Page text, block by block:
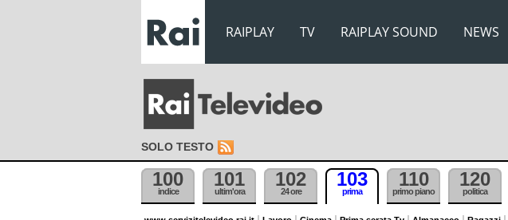
RAIPLAY TV RAIPLAY SOUND NEWS
SOLO TESTO
100
indice
101
ultim'ora
102
24 ore
103
prima
110
primo piano
120
politica